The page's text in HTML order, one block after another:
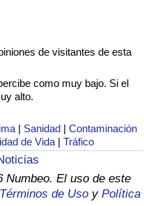
de visitantes de esta
como muy bajo. Si el
alto.
| Sanidad |Contaminación
de Vida |Tráfico
Numbeo. El uso de este
Términos de Uso y Política